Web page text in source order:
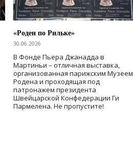
«Роден по Рильке»
30.06.2026
В Фонде Пьера Джанадда в
Мартиньи – отличная выставка,
организованная парижским Музеем
Родена и проходящая под
патронажем президента
Швейцарской Конфедерации Ги
Пармелена. Не пропустите!